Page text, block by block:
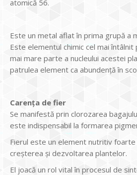
atomică 56.
Este un metal aflat în prima grupă a
Este elementul chimic cel mai
mai mare parte a nucleului acestei
patrulea element ca abundență în
Carența de fier
Se manifestă prin clorozarea
este indispensabil la formarea
Fierul este un element nutritiv
creșterea și dezvoltarea plantelor.
El joacă un rol vital în procesul de